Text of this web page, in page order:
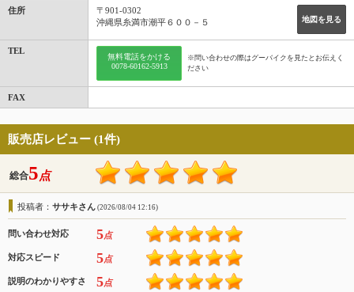
住所
地図を見る
〒901-0302
沖縄県糸満市潮平６００－５
TEL
無料電話をかける
0078-60162-5913
※問い合わせの際はグーバイクを見たとお伝えく
ださい
FAX
販売店レビュー (1件)
総合5点
投稿者： ササキさん (2026/08/04 12:16)
問い合わせ対応 5点
対応スピード 5点
説明のわかりやすさ 5点